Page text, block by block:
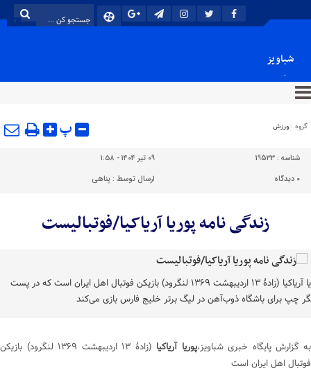
شباویز
پایگاه خبری شباویز
گروه : ورزش پ
شناسه : 19533
۰۹ تیر ۱۴۰۴ - ۱:۵۸
۰ دیدگاه ارسال توسط :پناهی
زندگی نامه پوریا آریاکیا/فوتبالیست
پوریا آریاکیا (زادهٔ ‎۱۳ اردیبهشت ۱۳۶۹ لنگرود) بازیکن فوتبال اهل ایران است که در پست
چپ برای باشگاه ذوب‌آهن در لیگ برتر خلیج فارس بازی می‌کند
به گزارش پایگاه خبری شباویز،پوریا آریاکیا
(زادهٔ ‎۱۳ اردیبهشت ۱۳۶۹ لنگرود) بازیکن
فوتبال اهل ایران است